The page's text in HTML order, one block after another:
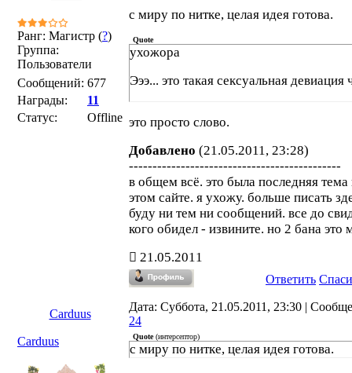
Ранг: Магистр (?)
Группа:
Пользователи
Сообщений: 677
Награды:
11
Статус:
Offline
с миру по нитке, целая идея готова.
Quote
ухожора
Эээ... это такая сексуальная девиация
это просто слово.
Добавлено (21.05.2011, 23:28)
---------------------------------------------
в общем всё. это была последняя тема
этом сайте. я ухожу. больше писать
буду ни тем ни сообщений. все до
кого обидел - извините. но 2 бана это
21.05.2011
Ответить
Carduus
Дата: Суббота, 21.05.2011, 23:30 |
24
Carduus
Quote(интерсептор)
с миру по нитке, целая идея готова.